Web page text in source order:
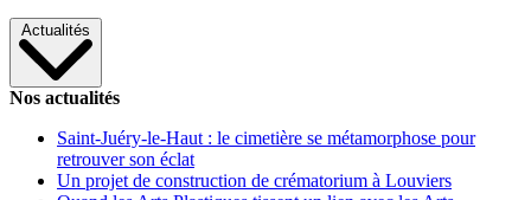
Actualités
Nos actualités
Saint-Juéry-le-Haut : le cimetière se métamorphose pour
retrouver son éclat
Un projet de construction de crématorium à Louviers